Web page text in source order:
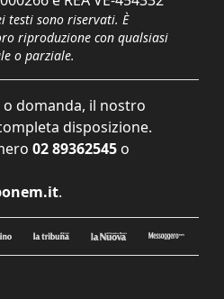
testi sono riservati. È
riproduzione con qualsiasi
o parziale.
o domanda, il nostro
disposizione.
02 89362545 o
.